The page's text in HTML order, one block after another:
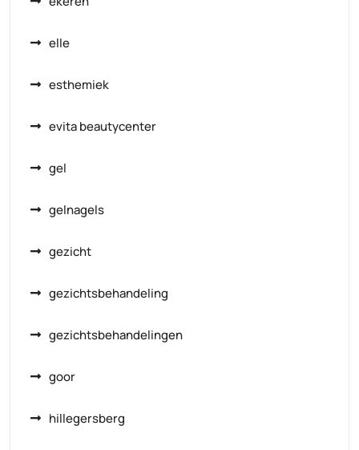
elle
esthemiek
evita beautycenter
gel
gelnagels
gezicht
gezichtsbehandeling
gezichtsbehandelingen
goor
hillegersberg